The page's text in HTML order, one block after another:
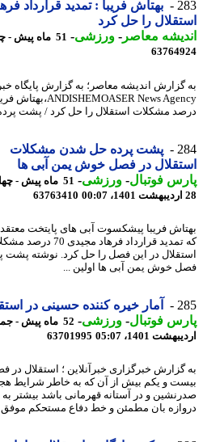
را حل کرد
معاصر-ورزشی-51 ماه پیش - چهارشنبه 28 اردیبهشت 1401، 08:20
اندیشه معاصر؛ به گزارش پایگاه خبری
مشکلات استقلال را حل کرد / پشت پرده
پشت پرده حل شدن مشکلات
در فصل خوش یمن آبی ها
فوتبال-ورزشی-
51 ماه پیش -
63763410
فریبا پیشکسوت آبی های پایتخت معتقد است
که تمدید قرارداد فرهاد مجیدی 70 درصد مشکلات
در این فصل را حل کرد. نوشته پشت
خوش یمن آبی ها اولین ...
آمار خیره کننده حسینی در استقلال
فوتبال-ورزشی-
52 ماه
1401، 05:07
63701995
خبرگزاری خبرآنلاین ؛ استقلال در فصل
و یکم بیش از آن که به خاطر شرایط
و در آستانه قهرمانی باشد بیشتر به
بان مطمئن و خط دفاع مستحکم موفق